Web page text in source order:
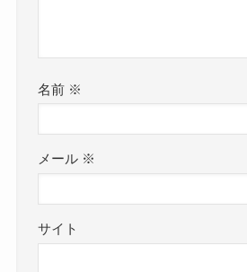
名前 ※
メール ※
サイト